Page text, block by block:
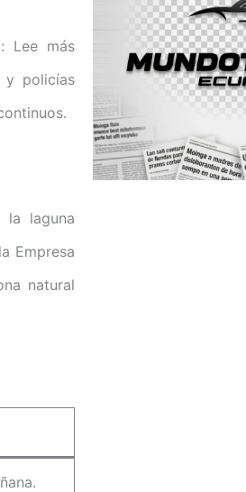
Lee más
y policías
la laguna
Empresa
natural